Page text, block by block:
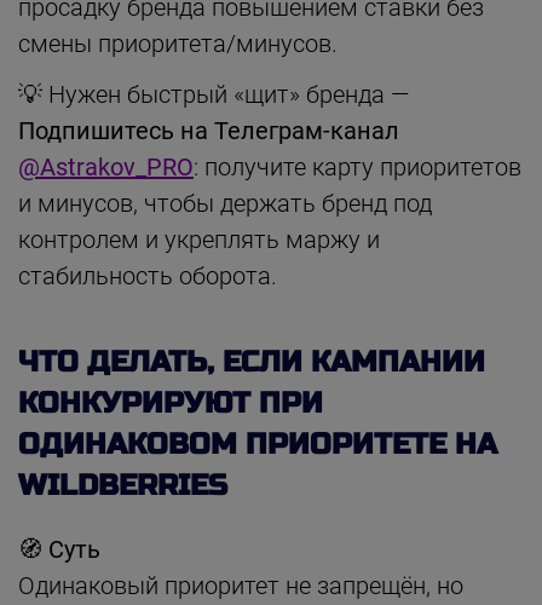
просадку бренда повышением ставки без
смены приоритета/минусов.
💡 Нужен быстрый «щит» бренда —
Подпишитесь на Телеграм-канал
@Astrakov_PRO: получите карту приоритетов
и минусов, чтобы держать бренд под
контролем и укреплять маржу и
стабильность оборота.
ЧТО ДЕЛАТЬ, ЕСЛИ КАМПАНИИ
КОНКУРИРУЮТ ПРИ
ОДИНАКОВОМ ПРИОРИТЕТЕ НА
WILDBERRIES
🧭 Суть
Одинаковый приоритет не запрещён, но